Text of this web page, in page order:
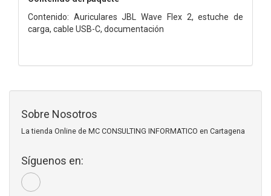
Contenido: Auriculares JBL Wave Flex 2, estuche de
carga, cable USB-C, documentación
Sobre Nosotros
La tienda Online de MC CONSULTING INFORMATICO en Cartagena
Síguenos en: